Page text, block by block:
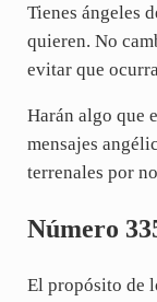
Tienes ángeles
quieren. No
evitar que
Harán algo que
mensajes
terrenales por
Número
El propósito de